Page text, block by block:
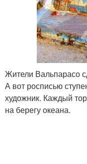
Жители Вальпарасо
А вот росписью
художник. Каждый
на берегу океана.